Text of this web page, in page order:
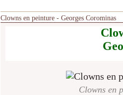
Clowns en peinture - Georges Corominas
Clowns en